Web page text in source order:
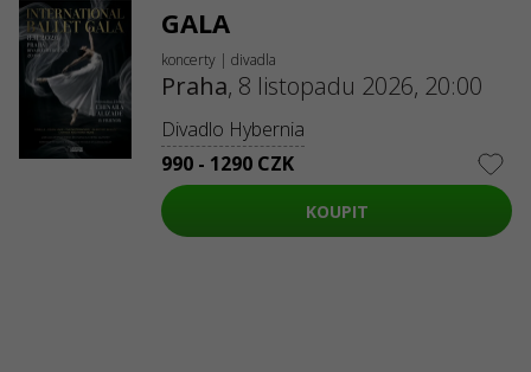
GALA
koncerty | divadla
Praha, 8 listopadu 2026, 20:00
Divadlo Hybernia
990 - 1290 CZK
KOUPIT